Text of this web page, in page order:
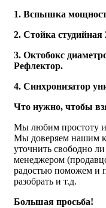
1. Вспышка
2. Стойка студийная
3. Октобокс
Рефлектор.
4. Синхронизатор
Что нужно, чтобы
Мы любим простоту и
Мы доверяем нашим
уточнить свободно
менеджером
радостью поможем и
разобрать и т.д.
Большая просьба!